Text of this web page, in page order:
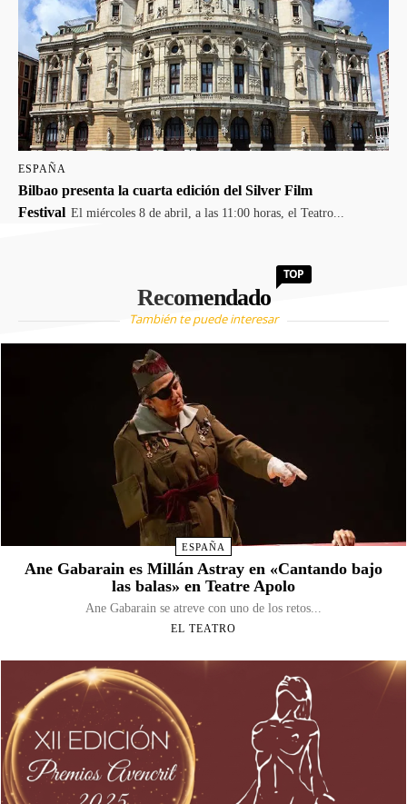
ESPAÑA
Bilbao presenta la cuarta edición del Silver Film
Festival El miércoles 8 de abril, a las 11:00 horas, el Teatro...
Recomendado
TOP
También te puede interesar
ESPAÑA
Ane Gabarain es Millán Astray en «Cantando bajo
las balas» en Teatre Apolo
Ane Gabarain se atreve con uno de los retos...
EL TEATRO